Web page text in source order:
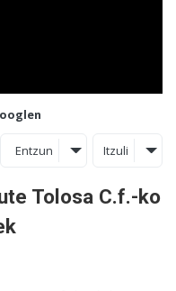
Entzun Itzuli
Tolosa C.f.-ko